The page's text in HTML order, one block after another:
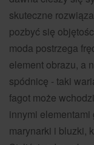
skuteczne
pozbyć się
moda postrzega
element obrazu, a
spódnicę - taki
fagot może
innymi elementami
marynarki i bluzki,